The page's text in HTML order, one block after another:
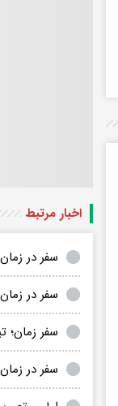
اخبار مرتبط
سفر در
سفر در
سفر زمان؛
سفر در زمان؛ «الناز